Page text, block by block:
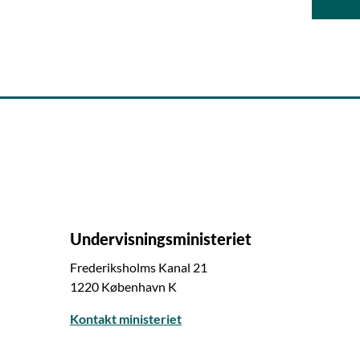
Undervisningsministeriet
Frederiksholms Kanal 21
1220 København K
Kontakt ministeriet